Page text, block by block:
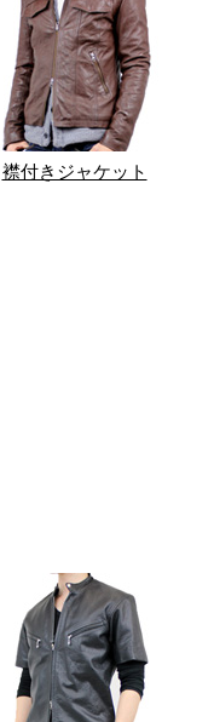
襟付きジャケット